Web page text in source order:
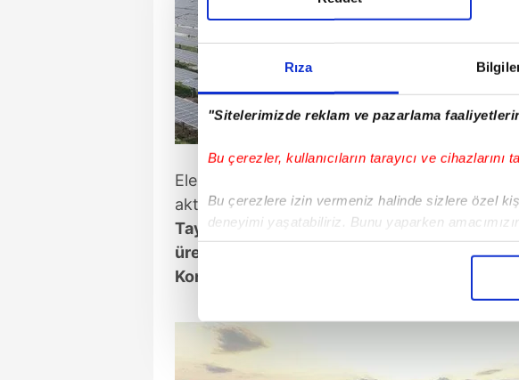
Rıza
"Sitelerimizde reklam ve pazarlama
Bu çerezler, kullanıcıların tarayıcı ve cihazlarını
Bu çerezlere izin vermeniz halinde sizlere özel
deneyimi yaşatabiliriz. Bunu yaparken
içerikleri sunabilmek adına elimizden gelen
Sizlere daha iyi bir hizmet sunabilmek için
çerezler vasıtasıyla çeşitli kişisel verileriniz
Elektrik üretiminin başladığı Karapınar GES'in
aktaran Altunyaldız,"2 Mayıs Salı günü
Tayyip Erdoğan'ın Konya'yı teşrifleriyle
üretiyor ama bir törenle inşallah
Konya'mıza armağan edecek"